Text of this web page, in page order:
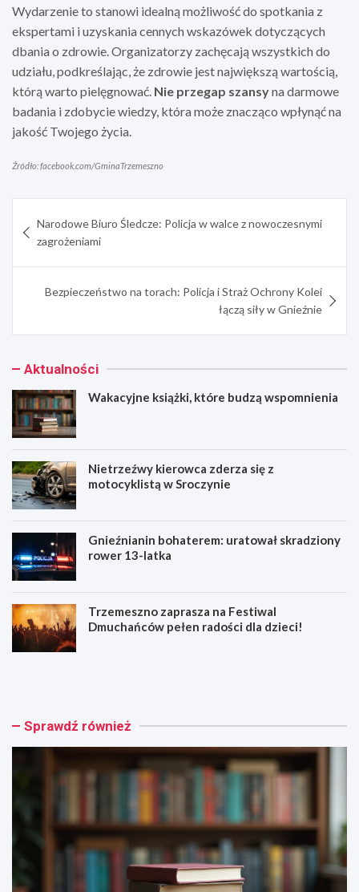
Wydarzenie to stanowi idealną możliwość do spotkania z
ekspertami i uzyskania cennych wskazówek dotyczących
dbania o zdrowie. Organizatorzy zachęcają wszystkich do
udziału, podkreślając, że zdrowie jest największą wartością,
którą warto pielęgnować. Nie przegap szansyna darmowe
badania i zdobycie wiedzy, która może znacząco wpłynąć na
jakość Twojego życia.
Źródło: facebook.com/GminaTrzemeszno
wpisu
Narodowe Biuro Śledcze: Policja w walce z nowoczesnymi
zagrożeniami
Bezpieczeństwo na torach: Policja i Straż Ochrony Kolei
łączą siły w Gnieźnie
Aktualności
Wakacyjne książki, które budzą wspomnienia
Nietrzeźwy kierowca zderza się z
motocyklistą w Sroczynie
Gnieźnianin bohaterem: uratował skradziony
rower 13-latka
Trzemeszno zaprasza na Festiwal
Dmuchańców pełen radości dla dzieci!
W
y
ą
ż
i
N
z
e
r
w
Sprawdź również